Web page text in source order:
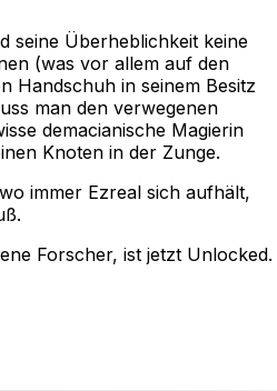
seine Überheblichkeit keine
(was vor allem auf den
Handschuh in seinem Besitz
man den verwegenen
demacianische Magierin
Knoten in der Zunge.
immer Ezreal sich aufhält,
Forscher, ist jetzt Unlocked.